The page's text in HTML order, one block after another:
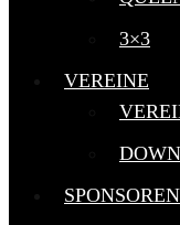
3×3
VEREINE
SPONSOREN